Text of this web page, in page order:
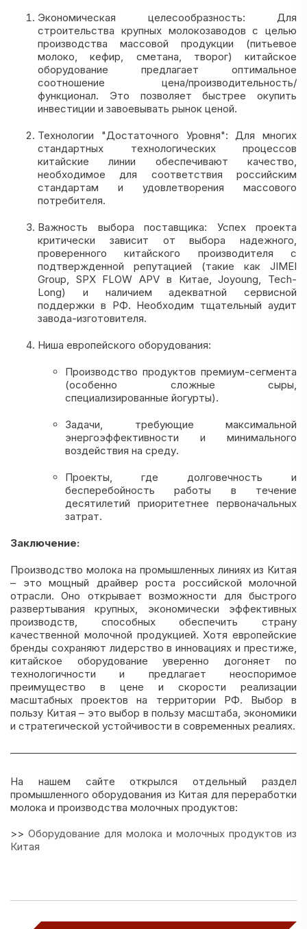
Экономическая целесообразность: Для
строительства крупных молокозаводов с целью
производства массовой продукции (питьевое
молоко, кефир, сметана, творог) китайское
оборудование предлагает оптимальное
соотношение цена/производительность/
функционал. Это позволяет быстрее окупить
инвестиции и завоевывать рынок ценой.
Технологии "Достаточного Уровня": Для многих
стандартных технологических процессов
китайские линии обеспечивают качество,
необходимое для соответствия российским
стандартам и удовлетворения массового
потребителя.
Важность выбора поставщика: Успех проекта
критически зависит от выбора надежного,
проверенного китайского производителя с
подтвержденной репутацией (такие как JIMEI
Group, SPX FLOW APV в Китае, Joyoung, Tech-
Long) и наличием адекватной сервисной
поддержки в РФ. Необходим тщательный аудит
завода-изготовителя.
Ниша европейского оборудования:
Производство продуктов премиум-сегмента
(особенно сложные сыры,
специализированные йогурты).
Задачи, требующие максимальной
энергоэффективности и минимального
воздействия на среду.
Проекты, где долговечность и
бесперебойность работы в течение
десятилетий приоритетнее первоначальных
затрат.
Заключение:
Производство молока на промышленных линиях из Китая
– это мощный драйвер роста российской молочной
отрасли. Оно открывает возможности для быстрого
развертывания крупных, экономически эффективных
производств, способных обеспечить страну
качественной молочной продукцией. Хотя европейские
бренды сохраняют лидерство в инновациях и престиже,
китайское оборудование уверенно догоняет по
технологичности и предлагает неоспоримое
преимущество в цене и скорости реализации
масштабных проектов на территории РФ. Выбор в
пользу Китая – это выбор в пользу масштаба, экономики
и стратегической устойчивости в современных реалиях.
На нашем сайте открылся отдельный раздел
промышленного оборудования из Китая для переработки
молока и производства молочных продуктов:
>> Оборудование для молока и молочных продуктов из
Китая